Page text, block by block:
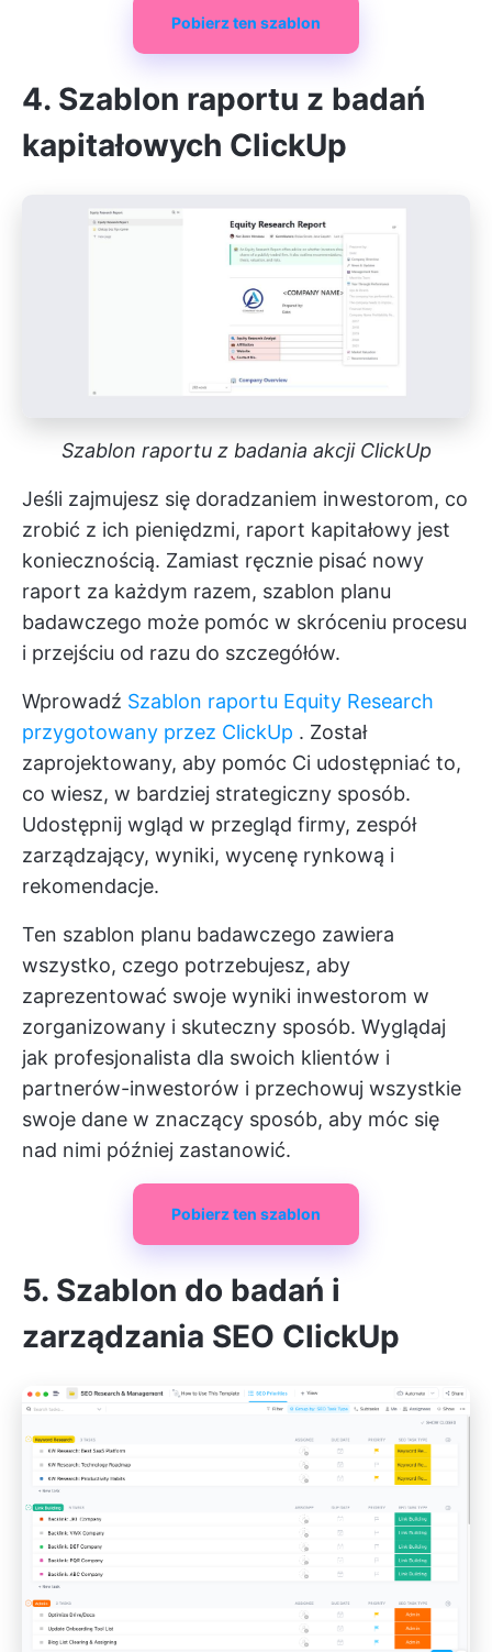
Pobierz ten szablon
4. Szablon raportu z badań
kapitałowych ClickUp
Szablon raportu z badania akcji ClickUp
Jeśli zajmujesz się doradzaniem inwestorom, co
zrobić z ich pieniędzmi, raport kapitałowy jest
koniecznością. Zamiast ręcznie pisać nowy
raport za każdym razem, szablon planu
badawczego może pomóc w skróceniu procesu
i przejściu od razu do szczegółów.
Wprowadź Szablon raportu Equity Research
przygotowany przez ClickUp . Został
zaprojektowany, aby pomóc Ci udostępniać to,
co wiesz, w bardziej strategiczny sposób.
Udostępnij wgląd w przegląd firmy, zespół
zarządzający, wyniki, wycenę rynkową i
rekomendacje.
Ten szablon planu badawczego zawiera
wszystko, czego potrzebujesz, aby
zaprezentować swoje wyniki inwestorom w
zorganizowany i skuteczny sposób. Wyglądaj
jak profesjonalista dla swoich klientów i
partnerów-inwestorów i przechowuj wszystkie
swoje dane w znaczący sposób, aby móc się
nad nimi później zastanowić.
Pobierz ten szablon
5. Szablon do badań i
zarządzania SEO ClickUp